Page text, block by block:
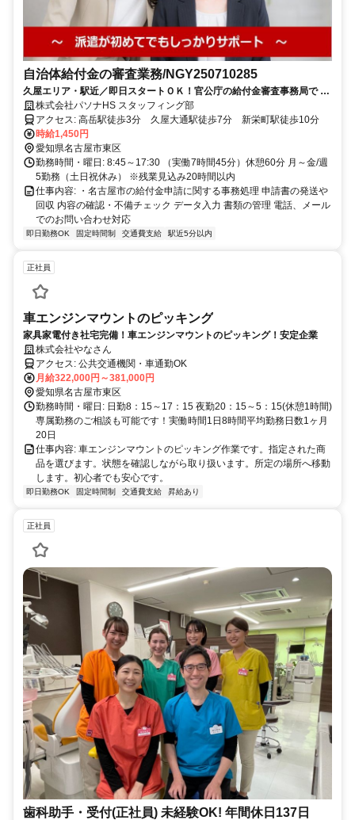
自治体給付金の審査業務/NGY250710285
久屋エリア・駅近／即日スタートＯＫ！官公庁の給付金審査事務局で 一
般事務
株式会社パソナHS スタッフィング部
アクセス: 高岳駅徒歩3分 久屋大通駅徒歩7分 新栄町駅徒歩10分
時給1,450円
愛知県名古屋市東区
勤務時間・曜日: 8:45～17:30 （実働7時間45分）休憩60分 月～金/週
5勤務（土日祝休み） ※残業見込み20時間以内
仕事内容: ・名古屋市の給付金申請に関する事務処理 申請書の発送や
回収 内容の確認・不備チェック データ入力 書類の管理 電話、メール
でのお問い合わせ対応
即日勤務OK 固定時間制 交通費支給 駅近5分以内
正社員
車エンジンマウントのピッキング
家具家電付き社宅完備！車エンジンマウントのピッキング！安定企業
株式会社やなさん
アクセス: 公共交通機関・車通勤OK
月給322,000円～381,000円
愛知県名古屋市東区
勤務時間・曜日: 日勤8：15～17：15 夜勤20：15～5：15(休憩1時間)
専属勤務のご相談も可能です！実働時間1日8時間平均勤務日数1ヶ月
20日
仕事内容: 車エンジンマウントのピッキング作業です。指定された商
品を選びます。状態を確認しながら取り扱います。所定の場所へ移動
します。初心者でも安心です。
即日勤務OK 固定時間制 交通費支給 昇給あり
正社員
歯科助手・受付(正社員) 未経験OK! 年間休日137日